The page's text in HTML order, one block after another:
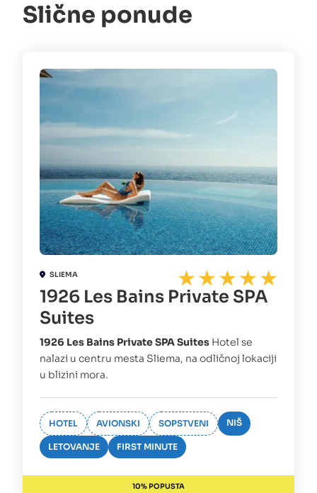
Slične ponude
SLIEMA
1926 Les Bains Private SPA
Suites
1926 Les Bains Private SPA Suites Hotel se
nalazi u centru mesta Sliema, na odličnoj lokaciji
u blizini mora.
HOTEL AVIONSKI SOPSTVENI NIŠ
LETOVANJE FIRST MINUTE
10% POPUSTA